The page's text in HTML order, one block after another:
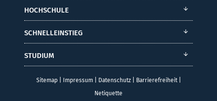
HOCHSCHULE
SCHNELLEINSTIEG
STUDIUM
Sitemap| Impressum| Datenschutz| Barrierefreiheit|
Netiquette